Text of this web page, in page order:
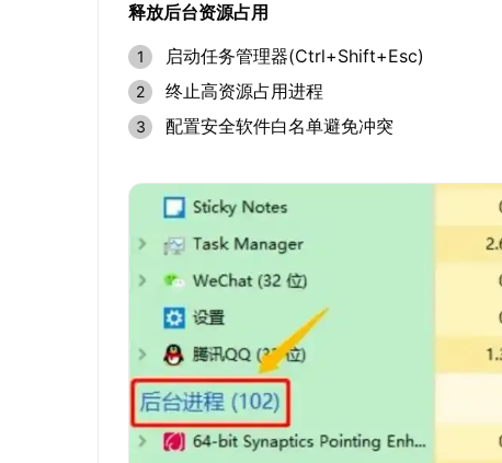
释放后台资源占用
启动任务管理器(Ctrl+Shift+Esc)
终止高资源占用进程
配置安全软件白名单避免冲突